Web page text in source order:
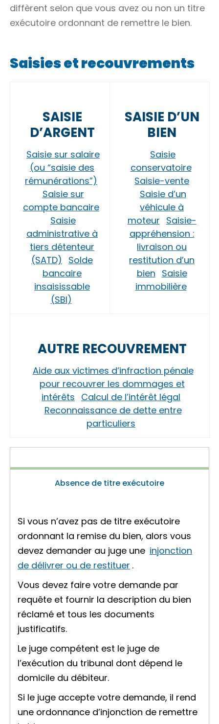
diffèrent selon que vous avez ou non un titre
exécutoire ordonnant de remettre le bien.
Saisies et recouvrements
SAISIE
D’ARGENT
Saisie sur salaire
(ou “saisie des
rémunérations”)
Saisie sur
compte bancaire
Saisie
administrative à
tiers détenteur
(SATD)
Solde
bancaire
insaisissable
(SBI)
SAISIE D’UN
BIEN
Saisie
conservatoire
Saisie-vente
Saisie d’un
véhicule à
moteur Saisie-
appréhension :
livraison ou
restitution d’un
bien Saisie
immobilière
AUTRE RECOUVREMENT
Aide aux victimes d’infraction pénale
pour recouvrer les dommages et
intérêts Calcul de l’intérêt légal
Reconnaissance de dette entre
particuliers
Absence de titre exécutoire
Si vous n’avez pas de titre exécutoire
ordonnant la remise du bien, alors vous
devez demander au juge une injonction
de délivrer ou de restituer .
Vous devez faire votre demande par
requête et fournir la description du bien
réclamé et tous les documents
justificatifs.
Le juge compétent est le juge de
l’exécution du tribunal dont dépend le
domicile du débiteur.
Si le juge accepte votre demande, il rend
une ordonnance d’injonction de remettre